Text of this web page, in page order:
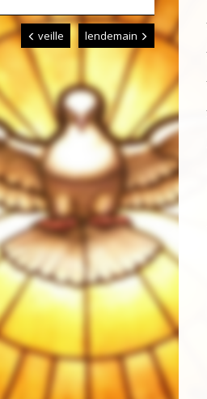
veille lendemain